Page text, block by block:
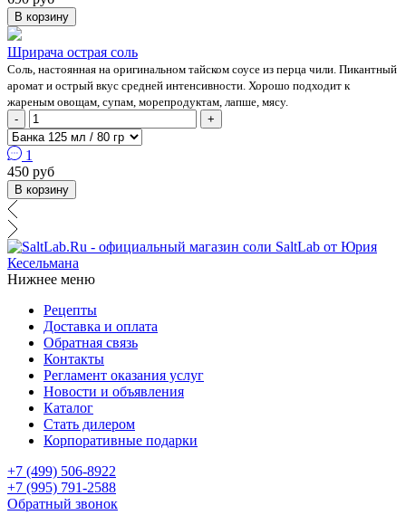
В корзину
Шрирача острая соль
Соль, настоянная на оригинальном тайском соусе из перца чили. Пикантный
аромат и острый вкус средней интенсивности. Хорошо подходит к
жареным овощам, супам, морепродуктам, лапше, мясу.
-
+
1
450 руб
В корзину
Нижнее меню
Рецепты
Доставка и оплата
Обратная связь
Контакты
Регламент оказания услуг
Новости и объявления
Каталог
Стать дилером
Корпоративные подарки
+7 (499) 506-8922
+7 (995) 791-2588
Обратный звонок